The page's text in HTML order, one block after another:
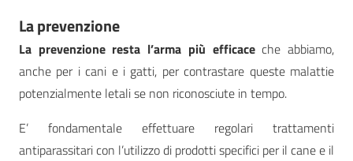
La prevenzione
La prevenzione resta l’arma più efficaceche abbiamo,
anche per i cani e i gatti, per contrastare queste malattie
potenzialmente letali se non riconosciute in tempo.
E’ fondamentale effettuare regolari trattamenti
antiparassitari con l’utilizzo di prodotti specifici per il cane e il